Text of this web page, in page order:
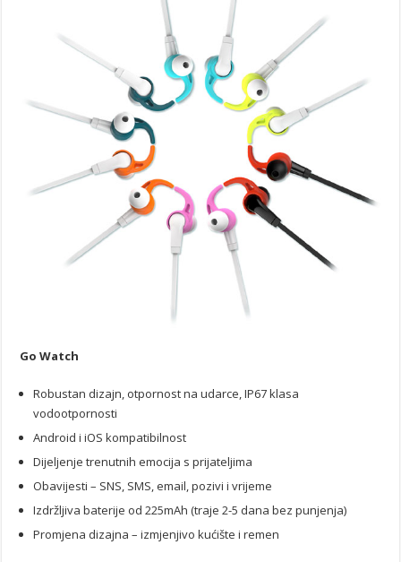
Go Watch
Robustan dizajn, otpornost na udarce, IP67 klasa
vodootpornosti
Android i iOS kompatibilnost
Dijeljenje trenutnih emocija s prijateljima
Obavijesti – SNS, SMS, email, pozivi i vrijeme
Izdržljiva baterije od 225mAh (traje 2-5 dana bez punjenja)
Promjena dizajna – izmjenjivo kućište i remen